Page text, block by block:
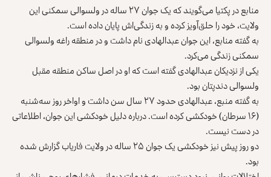
منابع در پکتیا می‌گویند که یک جوان ۲۷ ساله در ولسوالی سمکنی این
ولایت، خود را حلق‌آویز کرده و به زندگی‌اش پایان داده است.
به گفته منابع، این جوان عبدالهادی نام داشت و در منطقه راغه ولسوالی
سمکنی زندگی می‌کرد.
یکی از نزدیکان عبدالهادی گفته است که او در اصل ساکن منطقه مقبل
ولسوالی دندپتان بود.
به گفته منبع، عبدالهادی حدود ۲۷ سال سن داشت و اواخر روز سه‌شنبه
(۱۶ سرطان) خودکشی کرده است. درباره دلیل خودکشی این جوان، اطلاعاتی
در دست نیست.
دو روز پیش نیز خودکشی یک جوان ۲۵ ساله در ولایت فاریاب گزارش شده
بود.